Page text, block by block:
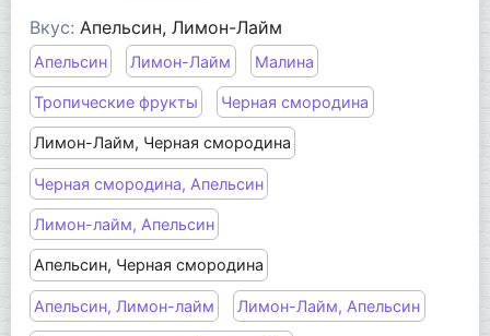
Вкус: Апельсин, Лимон-Лайм
Апельсин Лимон-Лайм Малина
Тропические фрукты Черная смородина
Лимон-Лайм, Черная смородина
Черная смородина, Апельсин
Лимон-лайм, Апельсин
Апельсин, Черная смородина
Апельсин, Лимон-лайм Лимон-Лайм, Апельсин